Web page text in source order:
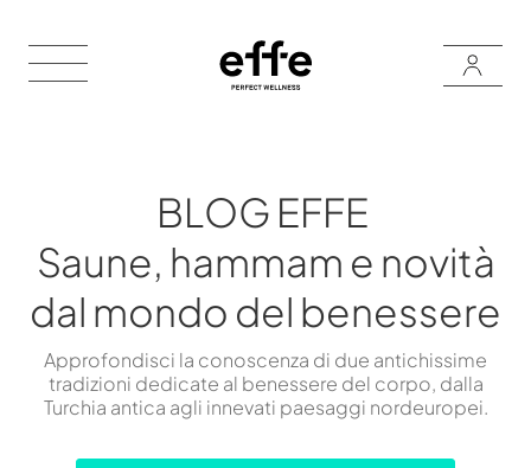
BLOG EFFE
Saune, hammam e novità
dal mondo del benessere
Approfondisci la conoscenza di due antichissime
tradizioni dedicate al benessere del corpo, dalla
Turchia antica agli innevati paesaggi nordeuropei.